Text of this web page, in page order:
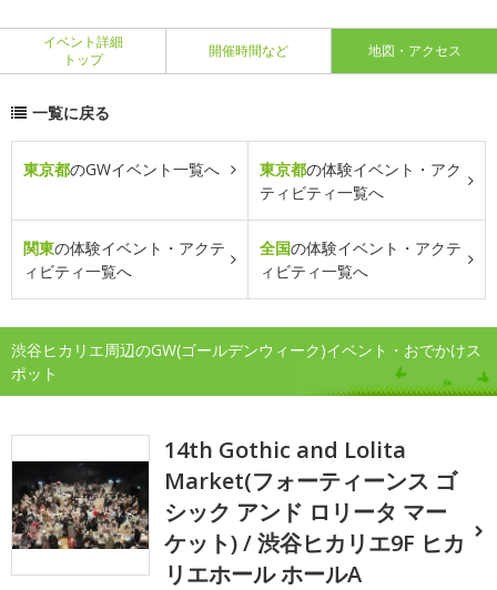
イベント詳細
トップ
開催時間など 地図・アクセス
一覧に戻る
東京都のGWイベント一覧へ 東京都の体験イベント・アク
ティビティ一覧へ
関東の体験イベント・アクテ
ィビティ一覧へ
全国の体験イベント・アクテ
ィビティ一覧へ
渋谷ヒカリエ周辺のGW(ゴールデンウィーク)イベント・おでかけス
ポット
14th Gothic and Lolita
Market(フォーティーンス ゴ
シック アンド ロリータ マー
ケット) / 渋谷ヒカリエ9F ヒカ
リエホール ホールA